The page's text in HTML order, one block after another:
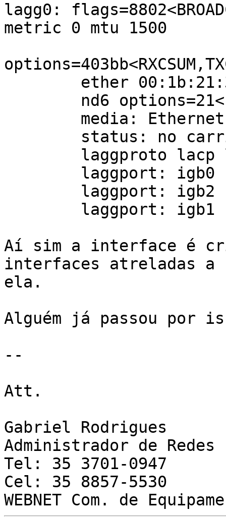
lagg0:
metric 0 mtu 1500
Aí sim a interface é
interfaces atreladas a
ela.
Alguém já passou por
--
Att.
Gabriel Rodrigues
Administrador de Redes
Tel: 35 3701-0947
Cel: 35 8857-5530